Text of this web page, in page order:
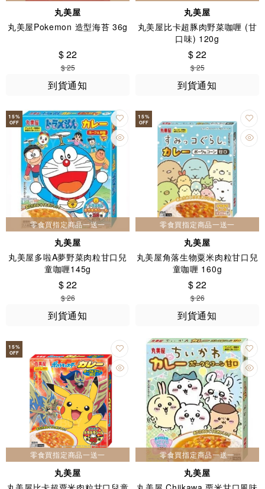
丸美屋
丸美屋Pokemon 造型海苔 36g
$ 22
$ 25
到貨通知
丸美屋
丸美屋比卡超豚肉野菜咖喱 (甘
口味) 120g
$ 22
$ 25
到貨通知
15%
OFF
零食買指定商品一送一
丸美屋
丸美屋多啦A夢野菜肉粒甘口兒
童咖喱145g
$ 22
$ 26
到貨通知
15%
OFF
零食買指定商品一送一
丸美屋
丸美屋角落生物粟米肉粒甘口兒
童咖喱 160g
$ 22
$ 26
到貨通知
15%
OFF
零食買指定商品一送一
丸美屋
零食買指定商品一送一
丸美屋